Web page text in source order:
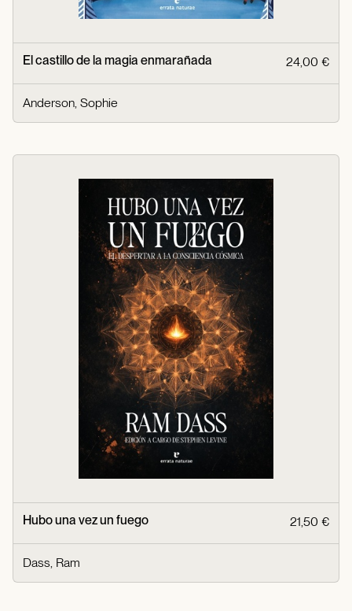
El castillo de la magia enmarañada 24,00 €
Anderson, Sophie
Hubo una vez un fuego 21,50 €
Dass, Ram